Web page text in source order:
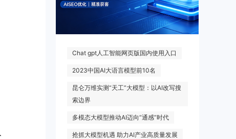
Chat gpt人工智能网页版国内使用入口
2023中国AI大语言模型前10名
昆仑万维实测“天工”大模型：以AI改写搜
索边界
多模态大模型推动AI迈向“通感”时代
抢抓大模型机遇 助力AI产业高质量发展